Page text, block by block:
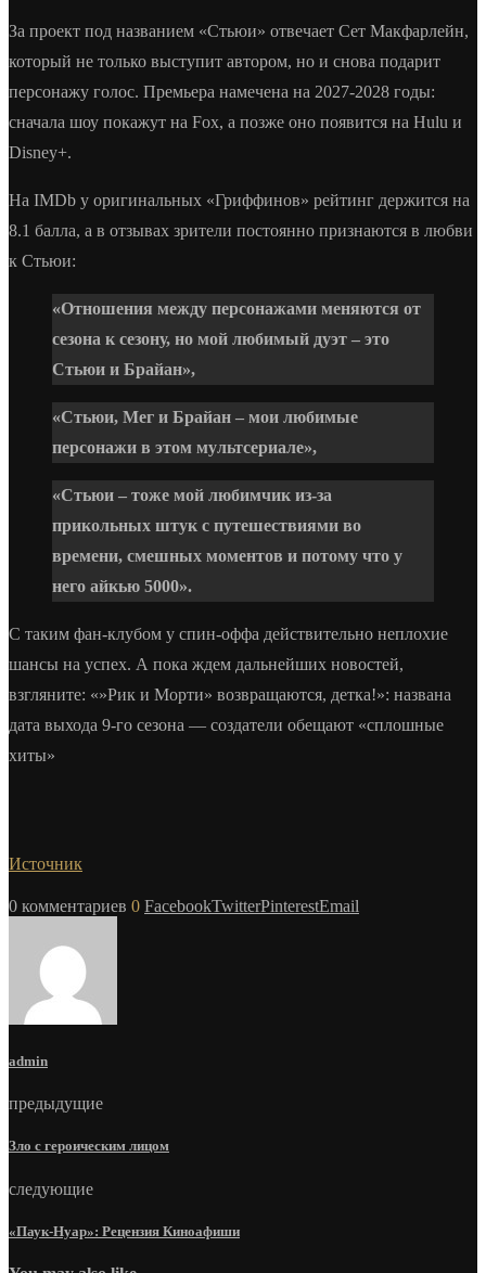
За проект под названием «Стьюи» отвечает Сет Макфарлейн,
который не только выступит автором, но и снова подарит
персонажу голос. Премьера намечена на 2027-2028 годы:
сначала шоу покажут на Fox, а позже оно появится на Hulu и
Disney+.
На IMDb у оригинальных «Гриффинов» рейтинг держится на
8.1 балла, а в отзывах зрители постоянно признаются в любви
к Стьюи:
«Отношения между персонажами меняются от
сезона к сезону, но мой любимый дуэт – это
Стьюи и Брайан»,
«Стьюи, Мег и Брайан – мои любимые
персонажи в этом мультсериале»,
«Стьюи – тоже мой любимчик из-за
прикольных штук с путешествиями во
времени, смешных моментов и потому что у
него айкью 5000».
С таким фан-клубом у спин-оффа действительно неплохие
шансы на успех. А пока ждем дальнейших новостей,
взгляните: «»Рик и Морти» возвращаются, детка!»: названа
дата выхода 9-го сезона — создатели обещают «сплошные
хиты»
Источник
0 комментариев 0 FacebookTwitterPinterestEmail
admin
предыдущие
Зло с героическим лицом
следующие
«Паук-Нуар»: Рецензия Киноафиши